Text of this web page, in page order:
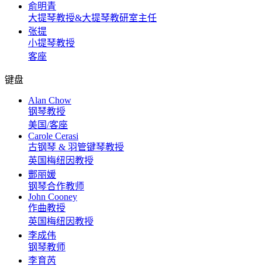
俞明青
大提琴教授&大提琴教研室主任
张提
小提琴教授
客座
键盘
Alan Chow
钢琴教授
美国/客座
Carole Cerasi
古钢琴 & 羽管键琴教授
英国梅纽因教授
酆丽媛
钢琴合作教师
John Cooney
作曲教授
英国梅纽因教授
李成伟
钢琴教师
李育芮